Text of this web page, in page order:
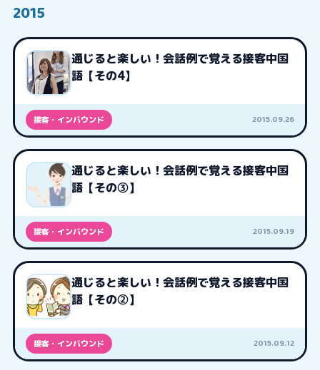
2015
通じると楽しい！会話例で覚える接客中国
語【その4】
接客・インバウンド 2015.09.26
通じると楽しい！会話例で覚える接客中国
語【その③】
接客・インバウンド 2015.09.19
通じると楽しい！会話例で覚える接客中国
語【その②】
接客・インバウンド 2015.09.12